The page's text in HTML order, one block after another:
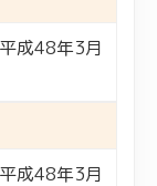
成48年3月
成48年3月